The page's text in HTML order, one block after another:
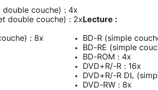
double couche) : 4x
double couche) : 2x
: 8x
Lecture :
BD-R (simple
BD-RE (simple
BD-ROM : 4x
DVD+R/-R : 16x
DVD+R/-R DL
DVD-RW : 8x